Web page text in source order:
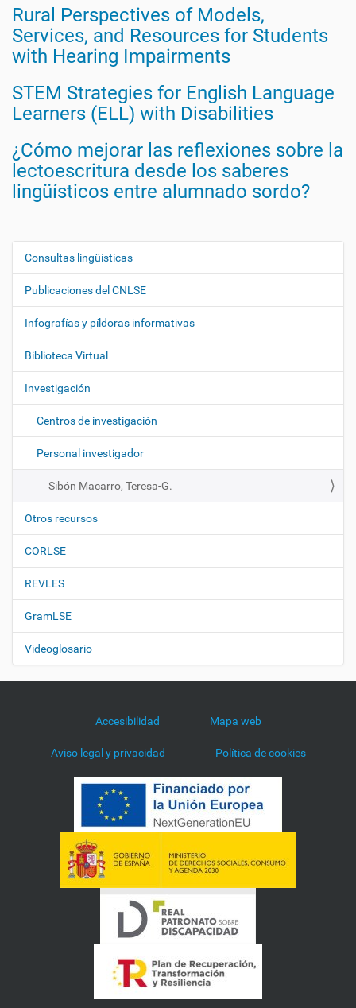
Rural Perspectives of Models,
Services, and Resources for Students
with Hearing Impairments
STEM Strategies for English Language
Learners (ELL) with Disabilities
¿Cómo mejorar las reflexiones sobre la
lectoescritura desde los saberes
lingüísticos entre alumnado sordo?
N
e
g
a
c
i
n
Consultas lingüísticas
Publicaciones del CNLSE
Infografías y píldoras informativas
Biblioteca Virtual
Investigación
Centros de investigación
Personal investigador
Sibón Macarro, Teresa-G.
Otros recursos
CORLSE
REVLES
GramLSE
Videoglosario
Accesibilidad Mapa web
Aviso legal y privacidad Política de cookies